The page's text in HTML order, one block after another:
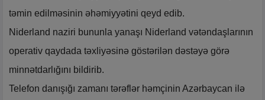
təmin edilməsinin əhəmiyyətini qeyd edib.
Niderland naziri bununla yanaşı Niderland vətəndaşlarının
operativ qaydada təxliyəsinə göstərilən dəstəyə görə
minnətdarlığını bildirib.
Telefon danışığı zamanı tərəflər həmçinin Azərbaycan ilə